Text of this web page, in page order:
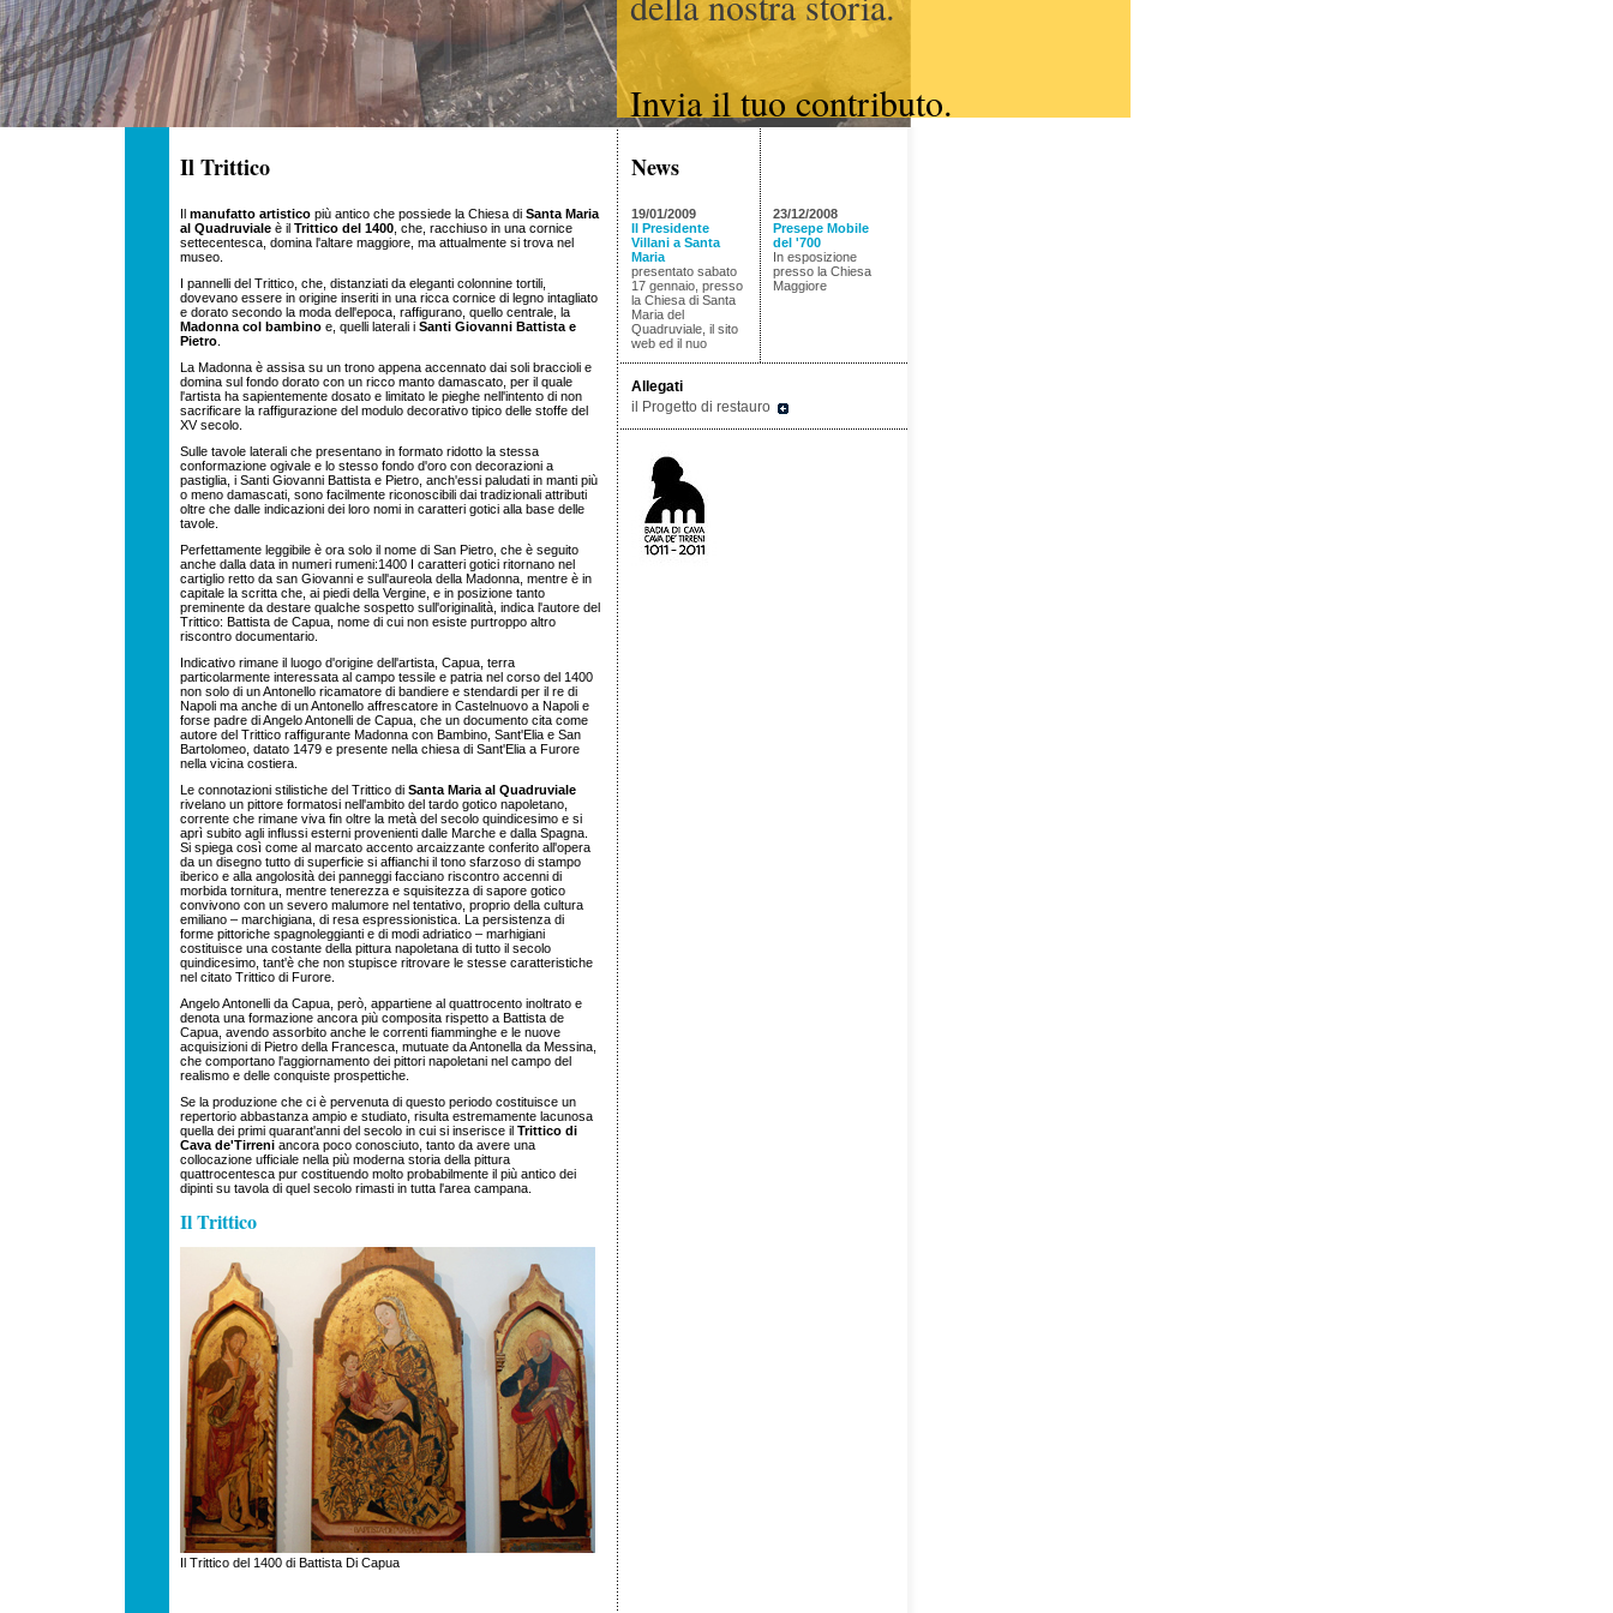
Invia il tuo contributo.
News
19/01/2009
Il Presidente
Villani a Santa
Maria
presentato sabato
17 gennaio, presso
la Chiesa di Santa
Maria del
Quadruviale, il sito
web ed il nuo
23/12/2008
Presepe Mobile
del '700
In esposizione
presso la Chiesa
Maggiore
Allegati
il Progetto di restauro
Il Trittico
Il manufatto artistico più antico che possiede la Chiesa di Santa Maria
al Quadruviale è il Trittico del 1400 , che, racchiuso in una cornice
settecentesca, domina l'altare maggiore, ma attualmente si trova nel
museo.
I pannelli del Trittico, che, distanziati da eleganti colonnine tortili,
dovevano essere in origine inseriti in una ricca cornice di legno intagliato
e dorato secondo la moda dell'epoca, raffigurano, quello centrale, la
Madonna col bambino e, quelli laterali i Santi Giovanni Battista e
Pietro
La Madonna è assisa su un trono appena accennato dai soli braccioli e
domina sul fondo dorato con un ricco manto damascato, per il quale
l'artista ha sapientemente dosato e limitato le pieghe nell'intento di non
sacrificare la raffigurazione del modulo decorativo tipico delle stoffe del
XV secolo.
Sulle tavole laterali che presentano in formato ridotto la stessa
conformazione ogivale e lo stesso fondo d'oro con decorazioni a
pastiglia, i Santi Giovanni Battista e Pietro, anch'essi paludati in manti più
o meno damascati, sono facilmente riconoscibili dai tradizionali attributi
oltre che dalle indicazioni dei loro nomi in caratteri gotici alla base delle
tavole.
Perfettamente leggibile è ora solo il nome di San Pietro, che è seguito
anche dalla data in numeri rumeni:1400 I caratteri gotici ritornano nel
cartiglio retto da san Giovanni e sull'aureola della Madonna, mentre è in
capitale la scritta che, ai piedi della Vergine, e in posizione tanto
preminente da destare qualche sospetto sull'originalità, indica l'autore del
Trittico: Battista de Capua, nome di cui non esiste purtroppo altro
riscontro documentario.
Indicativo rimane il luogo d'origine dell'artista, Capua, terra
particolarmente interessata al campo tessile e patria nel corso del 1400
non solo di un Antonello ricamatore di bandiere e stendardi per il re di
Napoli ma anche di un Antonello affrescatore in Castelnuovo a Napoli e
forse padre di Angelo Antonelli de Capua, che un documento cita come
autore del Trittico raffigurante Madonna con Bambino, Sant'Elia e San
Bartolomeo, datato 1479 e presente nella chiesa di Sant'Elia a Furore
nella vicina costiera.
Le connotazioni stilistiche del Trittico di Santa Maria al Quadruviale
rivelano un pittore formatosi nell'ambito del tardo gotico napoletano,
corrente che rimane viva fin oltre la metà del secolo quindicesimo e si
aprì subito agli influssi esterni provenienti dalle Marche e dalla Spagna.
Si spiega così come al marcato accento arcaizzante conferito all'opera
da un disegno tutto di superficie si affianchi il tono sfarzoso di stampo
iberico e alla angolosità dei panneggi facciano riscontro accenni di
morbida tornitura, mentre tenerezza e squisitezza di sapore gotico
convivono con un severo malumore nel tentativo, proprio della cultura
emiliano – marchigiana, di resa espressionistica. La persistenza di
forme pittoriche spagnoleggianti e di modi adriatico – marhigiani
costituisce una costante della pittura napoletana di tutto il secolo
quindicesimo, tant'è che non stupisce ritrovare le stesse caratteristiche
nel citato Trittico di Furore.
Angelo Antonelli da Capua, però, appartiene al quattrocento inoltrato e
denota una formazione ancora più composita rispetto a Battista de
Capua, avendo assorbito anche le correnti fiamminghe e le nuove
acquisizioni di Pietro della Francesca, mutuate da Antonella da Messina,
che comportano l'aggiornamento dei pittori napoletani nel campo del
realismo e delle conquiste prospettiche.
Se la produzione che ci è pervenuta di questo periodo costituisce un
repertorio abbastanza ampio e studiato, risulta estremamente lacunosa
quella dei primi quarant'anni del secolo in cui si inserisce il Trittico di
Cava de'Tirreni ancora poco conosciuto, tanto da avere una
collocazione ufficiale nella più moderna storia della pittura
quattrocentesca pur costituendo molto probabilmente il più antico dei
dipinti su tavola di quel secolo rimasti in tutta l'area campana.
Il Trittico
Il Trittico del 1400 di Battista Di Capua